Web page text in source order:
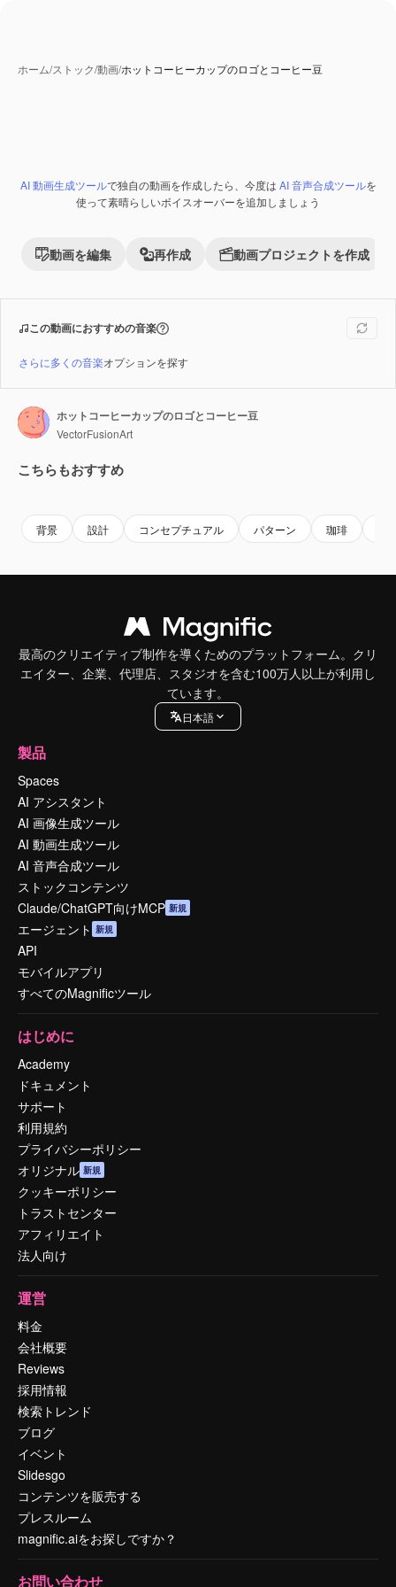
ホーム/ストック/動画/ホットコーヒーカップのロゴとコーヒー豆
Premium
AI 動画生成ツールで独自の動画を作成したら、今度は AI 音声合成ツールを
使って素晴らしいボイスオーバーを追加しましょう
動画を編集 再作成 動画プロジェクトを作成
この動画におすすめの音楽
さらに多くの音楽オプションを探す
ホットコーヒーカップのロゴとコーヒー豆
VectorFusionArt
こちらもおすすめ
背景 設計 コンセプチュアル パターン 珈琲
最高のクリエイティブ制作を導くためのプラットフォーム。クリ
エイター、企業、代理店、スタジオを含む100万人以上が利用し
ています。
日本語
製品
Spaces
AI アシスタント
AI 画像生成ツール
AI 動画生成ツール
AI 音声合成ツール
ストックコンテンツ
Claude/ChatGPT向けMCP 新規
エージェント 新規
API
モバイルアプリ
すべてのMagnificツール
はじめに
Academy
ドキュメント
サポート
利用規約
プライバシーポリシー
オリジナル 新規
クッキーポリシー
トラストセンター
アフィリエイト
法人向け
運営
料金
会社概要
Reviews
採用情報
検索トレンド
ブログ
イベント
Slidesgo
コンテンツを販売する
プレスルーム
magnific.aiをお探しですか？
お問い合わせ